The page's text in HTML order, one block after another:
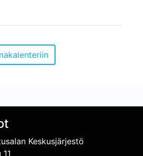
Keskusjärjestö